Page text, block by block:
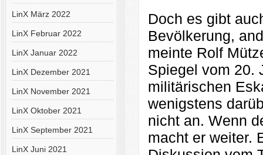
LinX März 2022
LinX Februar 2022
LinX Januar 2022
LinX Dezember 2021
LinX November 2021
LinX Oktober 2021
LinX September 2021
LinX Juni 2021
Doch es gibt
Bevölkerung,
meinte Rolf
Spiegel vom 20.
militärischen
wenigstens
nicht an. Wenn
macht er weiter.